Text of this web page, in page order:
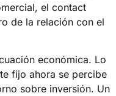
el contact
de la relación con el
económica. Lo
fijo ahora se percibe
sobre inversión. Un